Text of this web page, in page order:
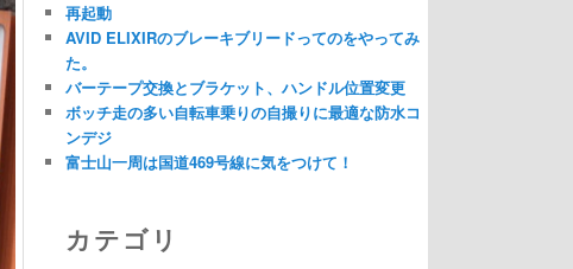
再起動
AVID ELIXIRのブレーキブリードってのをやってみ
た。
バーテープ交換とブラケット、ハンドル位置変更
ボッチ走の多い自転車乗りの自撮りに最適な防水コ
ンデジ
富士山一周は国道469号線に気をつけて！
カテゴリ